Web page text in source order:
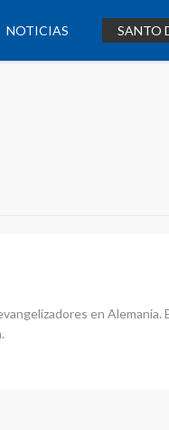
NOTICIAS SANTO
en Alemania.